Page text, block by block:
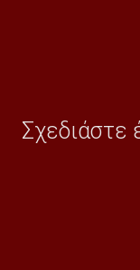
Σχεδιάστε